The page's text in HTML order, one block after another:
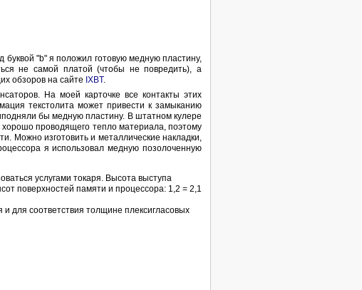
буквой "b" я положил готовую медную пластину,
не самой платой (чтобы не повредить), а
обзоров на сайте IXBT.
На моей карточке все контакты этих
текстолита может привести к замыканию
бы медную пластину. В штатном кулере
проводящего тепло материала, поэтому
Можно изготовить и металлические накладки,
я использовал медную позолоченную
услугами токаря. Высота выступа
поверхностей памяти и процессора: 1,2 = 2,1
для соответствия толщине плексигласовых